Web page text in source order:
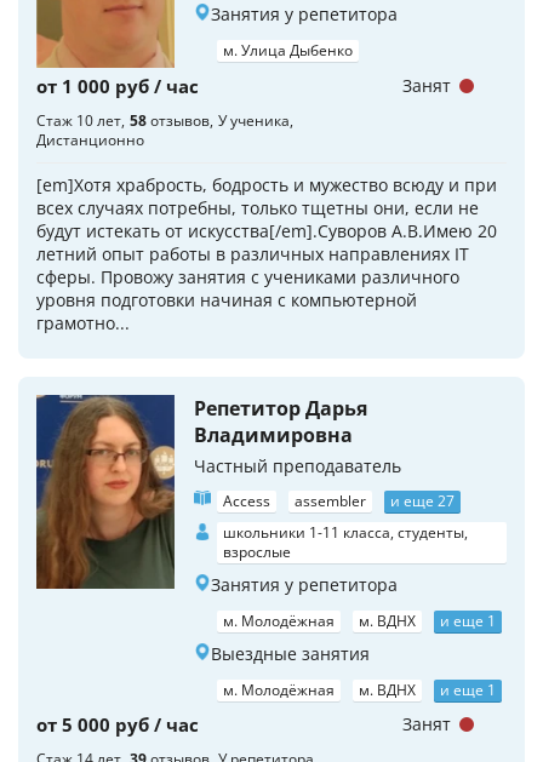
Занятия у репетитора
м. Улица Дыбенко
от 1 000 руб / час
Стаж 10 лет 58отзывов У ученика
Дистанционно
[em]Хотя храбрость, бодрость и мужество всюду и при
всех случаях потребны, только тщетны они, если не
будут истекать от искусства[/em].Суворов А.В.Имею 20
летний опыт работы в различных направлениях IT
сферы. Провожу занятия с учениками различного
уровня подготовки начиная с компьютерной
грамотно...
Занят
Репетитор Дарья
Владимировна
Частный преподаватель
Access assembler
и еще 27
школьники 1-11 класса, студенты,
взрослые
Занятия у репетитора
м. Молодёжная м. ВДНХ и еще 1
Выездные занятия
м. Молодёжная м. ВДНХ и еще 1
от 5 000 руб / час Занят